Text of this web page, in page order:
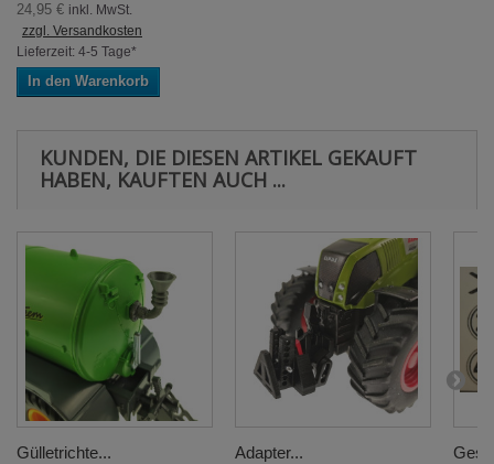
24,95 € inkl. MwSt.
zzgl. Versandkosten
Lieferzeit: 4-5 Tage*
In den Warenkorb
KUNDEN, DIE DIESEN ARTIKEL GEKAUFT
HABEN, KAUFTEN AUCH ...
Gülletrichte... Adapter...